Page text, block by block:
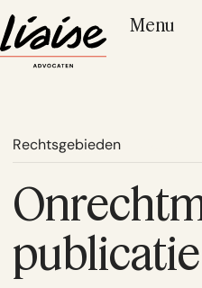
Menu
Rechtsgebieden
publicatie